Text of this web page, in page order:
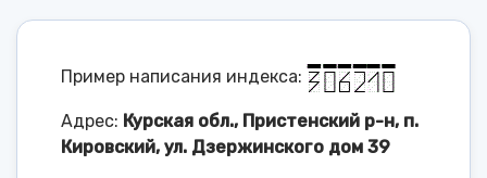
Пример написания индекса:
Адрес: Курская обл., Пристенский р-н, п.
Кировский, ул. Дзержинского дом 39